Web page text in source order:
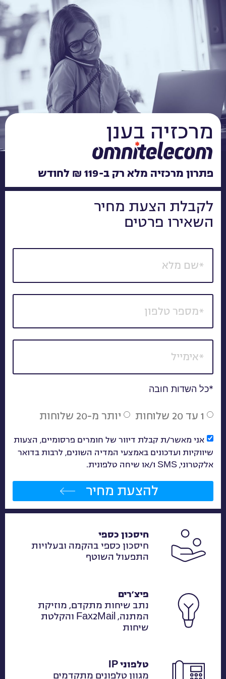
מרכזיה בענן
פתרון מרכזיה מלא רק ב-119 ₪ לחודש​
לקבלת הצעת מחיר
השאירו פרטים
*כל השדות חובה
1 עד 20 שלוחות יותר מ-20 שלוחות
אני מאשר/ת קבלת דיוור של חומרים פרסומיים, הצעות
שיווקיות ועדכונים באמצעי המדיה השונים, לרבות בדואר
אלקטרוני, SMS ו/או שיחה טלפונית.
להצעת מחיר
חיסכון כספי
חיסכון כספי בהקמה ובעלויות
התפעול השוטף
פיצ׳רים
נתב שיחות מתקדם, מוזיקת
המתנה, Fax2Mail והקלטת
שיחות
טלפוני IP
מגוון טלפונים מתקדמים